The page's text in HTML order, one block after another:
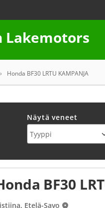
Lakemotors
Honda BF30 LRTU KAMPANJA
Näytä veneet
BF30
Etelä-Savo